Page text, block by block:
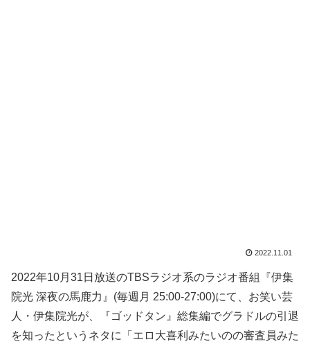
2022.11.01
2022年10月31日放送のTBSラジオ系のラジオ番組『伊集
院光 深夜の馬鹿力』(毎週月 25:00-27:00)にて、お笑い芸
人・伊集院光が、『ゴッドタン』総集編でグラドルの引退
を知ったというネタに「エロ大喜利みたいのの審査員みた